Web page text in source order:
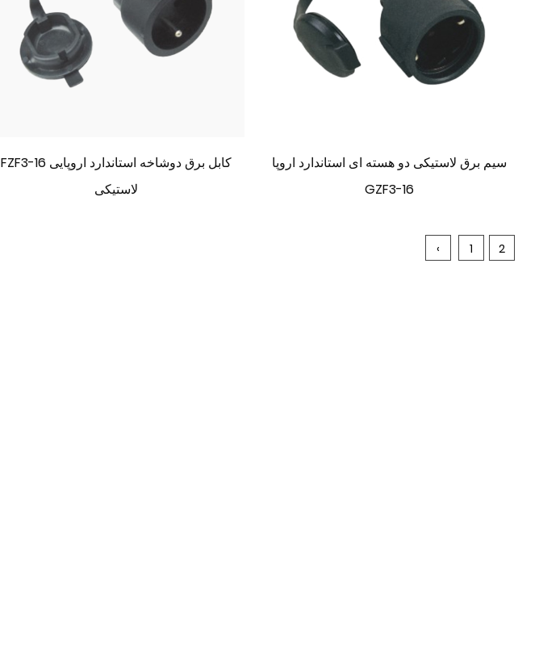
FZF3-16 کابل برق دوشاخه استاندارد اروپایی
لاستیکی
سیم برق لاستیکی دو هسته ای استاندارد اروپا
GZF3-16
‹ 1 2